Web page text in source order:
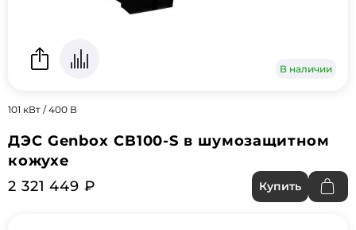
В наличии
101 кВт / 400 В
ДЭС Genbox CB100-S в шумозащитном
кожухе
2 321 449 ₽
Купить